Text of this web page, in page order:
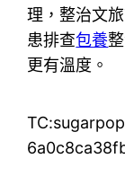
理，整治文
患排查包養
更有溫度。